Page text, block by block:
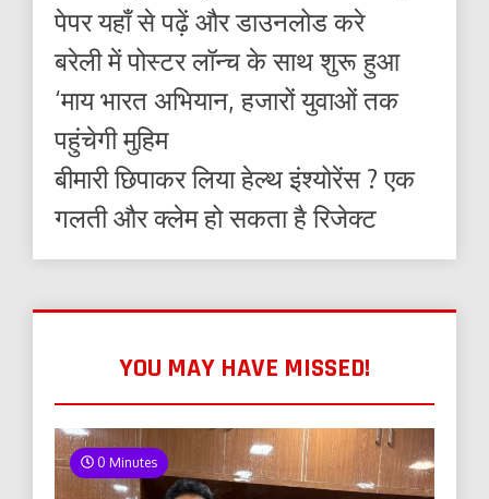
पेपर यहाँ से पढ़ें और डाउनलोड करे
बरेली में पोस्टर लॉन्च के साथ शुरू हुआ
‘माय भारत अभियान, हजारों युवाओं तक
पहुंचेगी मुहिम
बीमारी छिपाकर लिया हेल्थ इंश्योरेंस ? एक
गलती और क्लेम हो सकता है रिजेक्ट
YOU MAY HAVE MISSED!
0 Minutes